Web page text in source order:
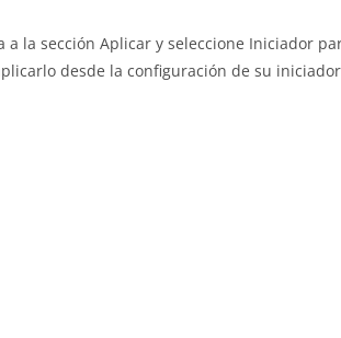
a la sección Aplicar y seleccione Iniciador
desde la configuración de su iniciador